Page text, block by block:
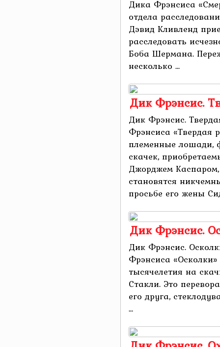
Дика Фрэнсиса
отдела
Дэвид Кливленд
расследовать
Боба Шермана.
несколько ...
Дик Фрэнсис.
Дик Фрэнсис.
Фрэнсиса «Твердая
племенные лошади,
скачек,
Джорджем
становятся
просьбе его жены
Дик Фрэнсис.
Дик Фрэнсис.
Фрэнсиса
тысячелетия на
Стакли. Это
его друга,
...